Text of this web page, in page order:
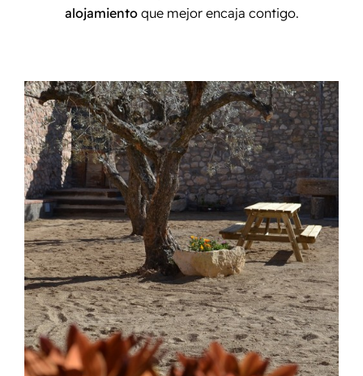
alojamiento que mejor encaja contigo.